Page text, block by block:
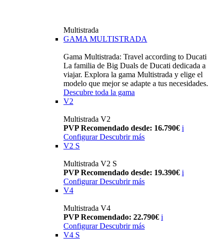
Multistrada
GAMA MULTISTRADA
Gama Multistrada: Travel according to Ducati
La familia de Big Duals de Ducati dedicada a
viajar. Explora la gama Multistrada y elige el
modelo que mejor se adapte a tus necesidades.
Descubre toda la gama
V2
Multistrada V2
PVP Recomendado desde: 16.790€ i
Configurar Descubrir más
V2 S
Multistrada V2 S
PVP Recomendado desde: 19.390€ i
Configurar Descubrir más
V4
Multistrada V4
PVP Recomendado: 22.790€ i
Configurar Descubrir más
V4 S